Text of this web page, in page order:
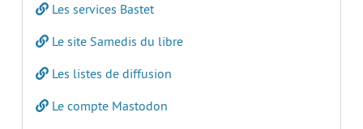
Les services Bastet
Le site Samedis du libre
Les listes de diffusion
Le compte Mastodon